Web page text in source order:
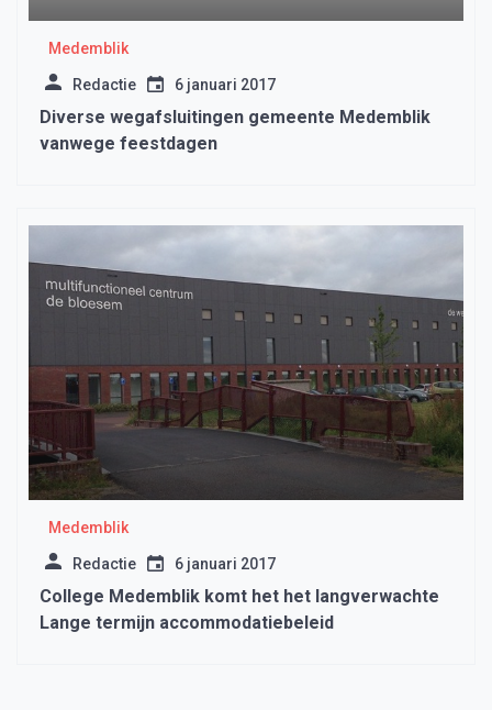
Medemblik
Redactie 6 januari 2017
Diverse wegafsluitingen gemeente Medemblik
vanwege feestdagen
Medemblik
Redactie 6 januari 2017
College Medemblik komt het het langverwachte
Lange termijn accommodatiebeleid